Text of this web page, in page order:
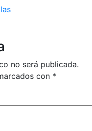
no será publicada.
con *